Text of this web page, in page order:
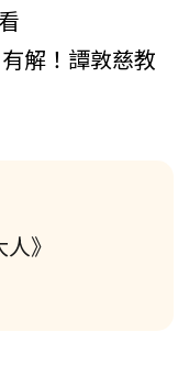
解！譚敦慈教
》